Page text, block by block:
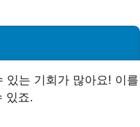
있는 기회가 많아요! 이를
있죠.